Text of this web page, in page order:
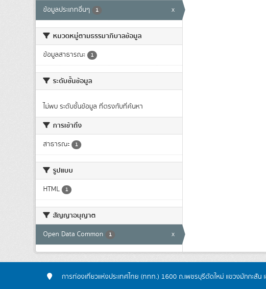
ข้อมูลประเภทอื่นๆ 1 x
หมวดหมู่ตามธรรมาภิบาลข้อมูล
ข้อมูลสาธารณะ 1
ระดับชั้นข้อมูล
ไม่พบ ระดับชั้นข้อมูล ที่ตรงกับที่ค้นหา
การเข้าถึง
สาธารณะ 1
รูปแบบ
HTML 1
สัญญาอนุญาต
Open Data Common 1 x
การท่องเที่ยวแห่งประเทศไทย (ททท.) 1600 ถ.เพชรบุรีตัดใหม่ แขวงมักกะสัน